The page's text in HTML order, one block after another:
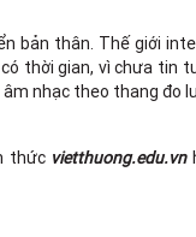
bản thân. Thế giới
thời gian, vì chưa tin
nhạc theo thang đo
thức vietthuong.edu.vn